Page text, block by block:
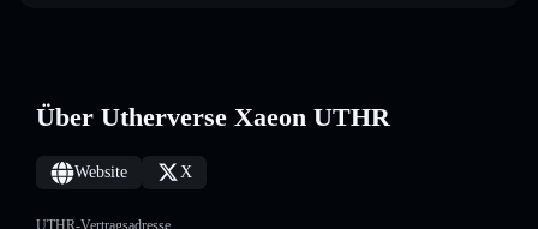
Über Utherverse Xaeon UTHR
Website X
UTHR-Vertragsadresse